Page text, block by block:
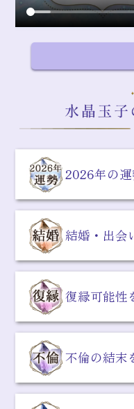
2026年の運
結婚・出会
復縁可能性
不倫の結末